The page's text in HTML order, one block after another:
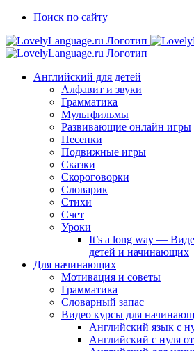
Skip
content
TelegramПоиск по сайту
Английский для детей
Алфавит и звуки
Грамматика
Мультфильмы
Развивающие онлайн игры
Песенки
Подвижные игры
Сказки
Скороговорки
Словарик
Стихи
Счет
Уроки
It’s a long way —
детей и начинающих
Для начинающих
Мотивация и советы
Грамматика
Словарный запас
Видео курсы для
Английский язык с
Английский с нуля